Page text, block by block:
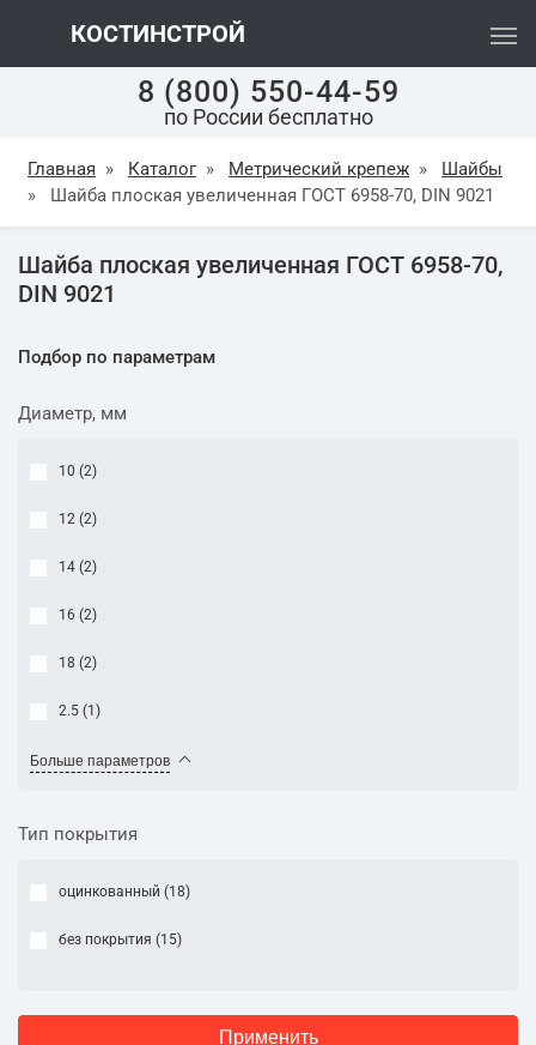
КОСТИНСТРОЙ
8 (800) 550-44-59
по России бесплатно
Главная » Каталог » Метрический крепеж »
Шайбы
»
Шайба плоская увеличенная ГОСТ 6958-70, DIN 9021
Шайба плоская увеличенная ГОСТ 6958-70,
DIN 9021
Подбор по параметрам
Диаметр, мм
10 (2)
12 (2)
14 (2)
16 (2)
18 (2)
2.5 (1 )
Больше параметров
Тип покрытия
оцинкованный (18)
без покрытия (15)